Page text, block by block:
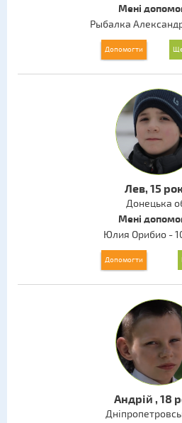
Мені
Рыбалка
Допомогти
Лев, 15
Донецька
Мені
Юлия Орибио -
Допомогти
Андрій , 18